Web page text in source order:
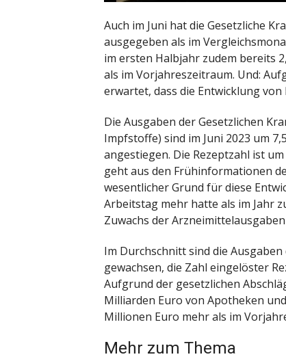
Auch im Juni hat die Gesetzliche
ausgegeben als im
im ersten Halbjahr zudem bereits
als im Vorjahreszeitraum. Und:
erwartet, dass die Entwicklung
Die Ausgaben der Gesetzlichen
Impfstoffe) sind im Juni 2023 um
angestiegen. Die Rezeptzahl ist
geht aus den Frühinformationen
wesentlicher Grund für diese
Arbeitstag mehr hatte als im Jahr
Zuwachs der
Im Durchschnitt sind die
gewachsen, die Zahl eingelöster
Aufgrund der gesetzlichen
Milliarden Euro von Apotheken
Millionen Euro mehr als im
Mehr zum Thema